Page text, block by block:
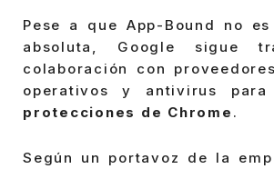
Pese a que App-Bound no
absoluta, Google sigue
colaboración con
operativos y antivirus
protecciones de Chrome .
Según un portavoz de la